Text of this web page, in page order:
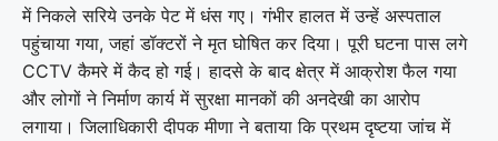
में निकले सरिये उनके पेट में धंस गए। गंभीर हालत में उन्हें अस्पताल
पहुंचाया गया, जहां डॉक्टरों ने मृत घोषित कर दिया। पूरी घटना पास लगे
CCTV कैमरे में कैद हो गई। हादसे के बाद क्षेत्र में आक्रोश फैल गया
और लोगों ने निर्माण कार्य में सुरक्षा मानकों की अनदेखी का आरोप
लगाया। जिलाधिकारी दीपक मीणा ने बताया कि प्रथम दृष्टया जांच में